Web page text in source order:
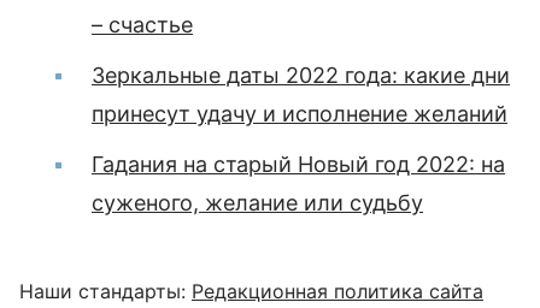
– счастье
Зеркальные даты 2022 года: какие дни
принесут удачу и исполнение желаний
Гадания на старый Новый год 2022: на
суженого, желание или судьбу
Наши стандарты: Редакционная политика сайта